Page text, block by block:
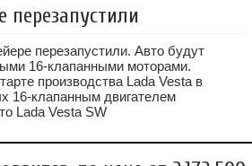
перезапустили
перезапустили. Авто будут
16-клапанными моторами.
производства Lada Vesta в
16-клапанным двигателем
Lada Vesta SW